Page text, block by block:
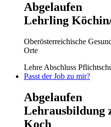
Abgelaufen
Lehrling
Oberösterreichische
Orte
Lehre Abschluss
Passt der Job zu mir?
Abgelaufen
Lehrausbildung
Koch